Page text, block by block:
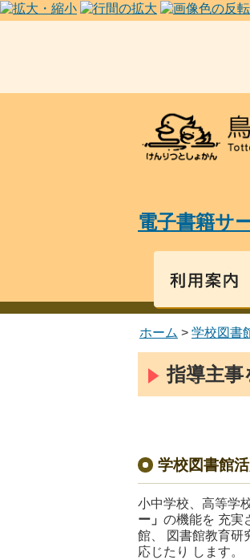
電子書籍サ
ホーム > 学校図書
指導主事
学校図書館
小中学校、高等学
ー」 の機能を 充実
館、 図書館教育研
応じたり します。